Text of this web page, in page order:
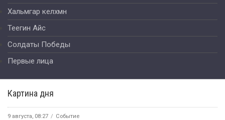
Хальмгар келхмн
Теегин Айс
Солдаты Победы
Первые лица
Картина дня
9 августа, 08:27 Событие